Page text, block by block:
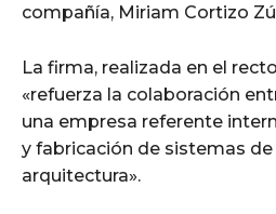
compañía, Miriam Cortizo
La firma, realizada en el
«refuerza la colaboración
una empresa referente
y fabricación de sistemas de
arquitectura».